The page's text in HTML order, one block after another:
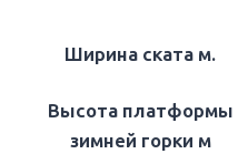
Ширина ската м.
Высота платформы
зимней горки м